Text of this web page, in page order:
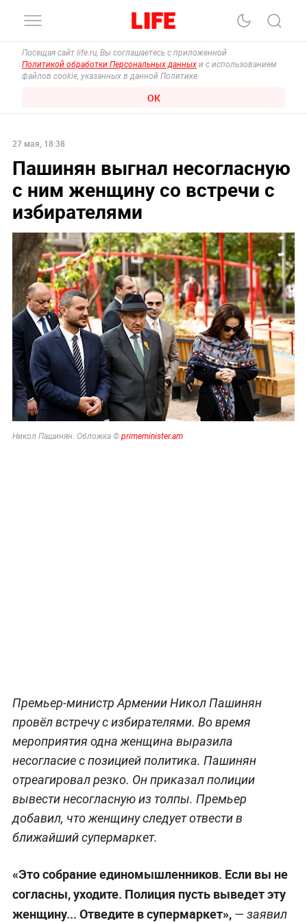
Посещая сайт life.ru, Вы соглашаетесь с приложенной
Политикой обработки Персональных данных и с использованием
файлов cookie, указанных в данной Политике.
ОК
27 мая, 18:38
Пашинян выгнал несогласную
с ним женщину со встречи с
избирателями
Никол Пашинян. Обложка © primeminister.am
Премьер-министр Армении Никол Пашинян
провёл встречу с избирателями. Во время
мероприятия одна женщина выразила
несогласие с позицией политика. Пашинян
отреагировал резко. Он приказал полиции
вывести несогласную из толпы. Премьер
добавил, что женщину следует отвести в
ближайший супермаркет.
«Это собрание единомышленников. Если вы не
согласны, уходите. Полиция пусть выведет эту
женщину... Отведите в супермаркет»,— заявил